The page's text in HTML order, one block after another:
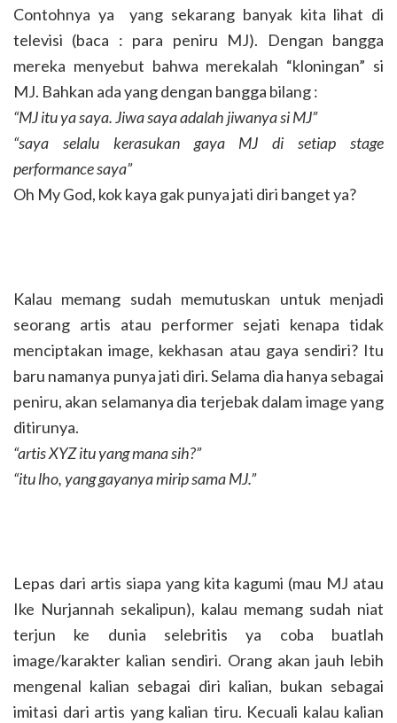
Contohnya ya yang sekarang banyak kita lihat di
televisi (baca : para peniru MJ). Dengan bangga
mereka menyebut bahwa merekalah “kloningan” si
MJ. Bahkan ada yang dengan bangga bilang :
“MJ itu ya saya. Jiwa saya adalah jiwanya si MJ”
“saya selalu kerasukan gaya MJ di setiap stage
performance saya”
Oh My God, kok kaya gak punya jati diri banget ya?
Kalau memang sudah memutuskan untuk menjadi
seorang artis atau performer sejati kenapa tidak
menciptakan image, kekhasan atau gaya sendiri? Itu
baru namanya punya jati diri. Selama dia hanya sebagai
peniru, akan selamanya dia terjebak dalam image yang
ditirunya.
“artis XYZ itu yang mana sih?”
“itu lho, yang gayanya mirip sama MJ.”
Lepas dari artis siapa yang kita kagumi (mau MJ atau
Ike Nurjannah sekalipun), kalau memang sudah niat
terjun ke dunia selebritis ya coba buatlah
image/karakter kalian sendiri. Orang akan jauh lebih
mengenal kalian sebagai diri kalian, bukan sebagai
imitasi dari artis yang kalian tiru. Kecuali kalau kalian